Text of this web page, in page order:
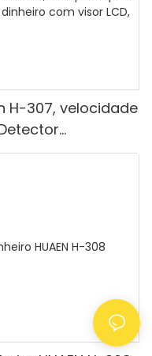
H-307, velocidade
Falsificante,